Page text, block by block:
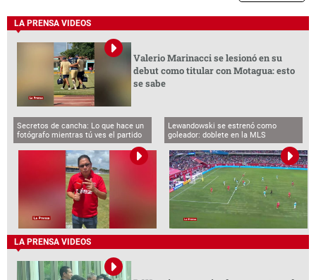
LA PRENSA VIDEOS
Valerio Marinacci se lesionó en su
debut como titular con Motagua: esto
se sabe
Secretos de cancha: Lo que hace un
fotógrafo mientras tú ves el partido
Lewandowski se estrenó como
goleador: doblete en la MLS
LA PRENSA VIDEOS